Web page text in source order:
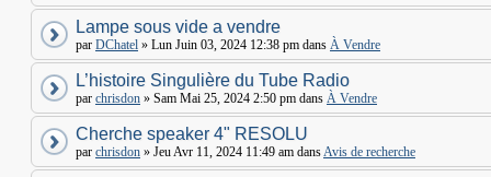
Lampe sous vide a vendre
par DChatel » Lun Juin 03, 2024 12:38 pm dans À Vendre
L’histoire Singulière du Tube Radio
par chrisdon » Sam Mai 25, 2024 2:50 pm dans À Vendre
Cherche speaker 4" RESOLU
par chrisdon » Jeu Avr 11, 2024 11:49 am dansAvis de recherche